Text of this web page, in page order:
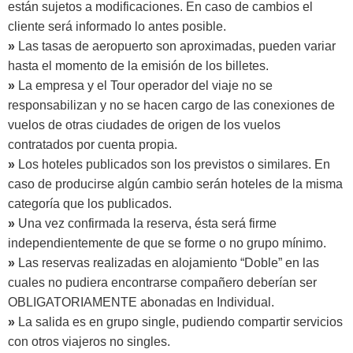
están sujetos a modificaciones. En caso de cambios el
cliente será informado lo antes posible.
» Las tasas de aeropuerto son aproximadas, pueden variar
hasta el momento de la emisión de los billetes.
» La empresa y el Tour operador del viaje no se
responsabilizan y no se hacen cargo de las conexiones de
vuelos de otras ciudades de origen de los vuelos
contratados por cuenta propia.
» Los hoteles publicados son los previstos o similares. En
caso de producirse algún cambio serán hoteles de la misma
categoría que los publicados.
» Una vez confirmada la reserva, ésta será firme
independientemente de que se forme o no grupo mínimo.
» Las reservas realizadas en alojamiento “Doble” en las
cuales no pudiera encontrarse compañero deberían ser
OBLIGATORIAMENTE abonadas en Individual.
» La salida es en grupo single, pudiendo compartir servicios
con otros viajeros no singles.